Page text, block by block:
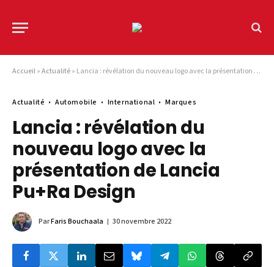
Accueil»Actualité» Lancia : révélation du nouveau logo avec la présentation de Lancia Pu+Ra Design
Actualité Automobile International Marques
Lancia : révélation du
nouveau logo avec la
présentation de Lancia
Pu+Ra Design
ParFaris Bouchaala 30 novembre 2022